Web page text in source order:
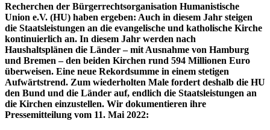
Recherchen der Bürgerrechtsorganisation Humanistische
Union e.V. (HU) haben ergeben: Auch in diesem Jahr steigen
die Staatsleistungen an die evangelische und katholische Kirche
kontinuierlich an. In diesem Jahr werden nach
Haushaltsplänen die Länder – mit Ausnahme von Hamburg
und Bremen – den beiden Kirchen rund 594 Millionen Euro
überweisen. Eine neue Rekordsumme in einem stetigen
Aufwärtstrend. Zum wiederholten Male fordert deshalb die HU
den Bund und die Länder auf, endlich die Staatsleistungen an
die Kirchen einzustellen. Wir dokumentieren ihre
Pressemitteilung vom 11. Mai 2022: